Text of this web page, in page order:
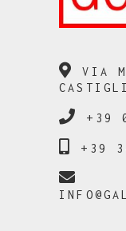
VIA
+39
+39